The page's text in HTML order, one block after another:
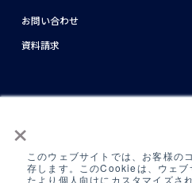
×
このウェブサイトでは、お客様
存します。このCookieは、ウェブ
たより個人向けにカスタマイズさ
お問い合わせ
資料請求